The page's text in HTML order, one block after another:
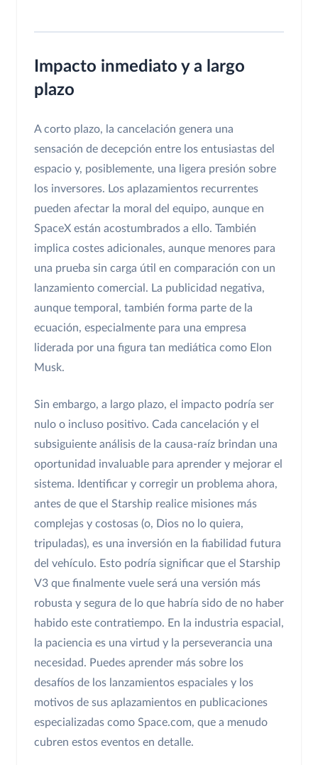
Impacto inmediato y a largo
plazo
A corto plazo, la cancelación genera una
sensación de decepción entre los entusiastas del
espacio y, posiblemente, una ligera presión sobre
los inversores. Los aplazamientos recurrentes
pueden afectar la moral del equipo, aunque en
SpaceX están acostumbrados a ello. También
implica costes adicionales, aunque menores para
una prueba sin carga útil en comparación con un
lanzamiento comercial. La publicidad negativa,
aunque temporal, también forma parte de la
ecuación, especialmente para una empresa
liderada por una figura tan mediática como Elon
Musk.
Sin embargo, a largo plazo, el impacto podría ser
nulo o incluso positivo. Cada cancelación y el
subsiguiente análisis de la causa-raíz brindan una
oportunidad invaluable para aprender y mejorar el
sistema. Identificar y corregir un problema ahora,
antes de que el Starship realice misiones más
complejas y costosas (o, Dios no lo quiera,
tripuladas), es una inversión en la fiabilidad futura
del vehículo. Esto podría significar que el Starship
V3 que finalmente vuele será una versión más
robusta y segura de lo que habría sido de no haber
habido este contratiempo. En la industria espacial,
la paciencia es una virtud y la perseverancia una
necesidad. Puedes aprender más sobre los
desafíos de los lanzamientos espaciales y los
motivos de sus aplazamientos en publicaciones
especializadas como Space.com, que a menudo
cubren estos eventos en detalle.